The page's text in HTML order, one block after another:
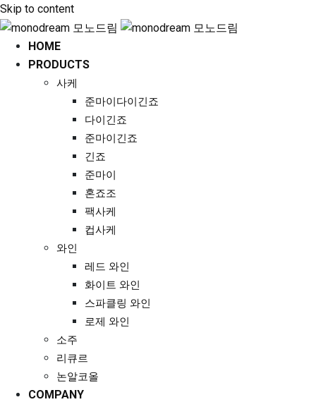
Skip to content
HOME
PRODUCTS
사케
준마이다이긴죠
다이긴죠
준마이긴죠
긴죠
준마이
혼죠조
팩사케
컵사케
와인
레드 와인
화이트 와인
스파클링 와인
로제 와인
소주
리큐르
논알코올
COMPANY